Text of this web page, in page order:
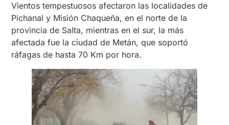
Vientos tempestuosos afectaron las localidades de
Pichanal y Misión Chaqueña, en el norte de la
provincia de Salta, mientras en el sur, la más
afectada fue la ciudad de Metán, que soportó
ráfagas de hasta 70 Km por hora.